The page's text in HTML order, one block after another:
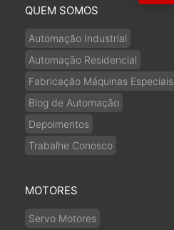
QUEM SOMOS
Automação Industrial
Automação Residencial
Fabricação Máquinas Especiais
Blog de Automação
Depoimentos
Trabalhe Conosco
MOTORES
Servo Motores